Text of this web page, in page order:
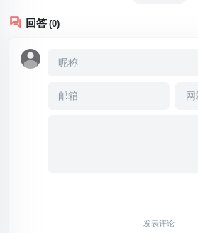
回答 (0)
发表评论